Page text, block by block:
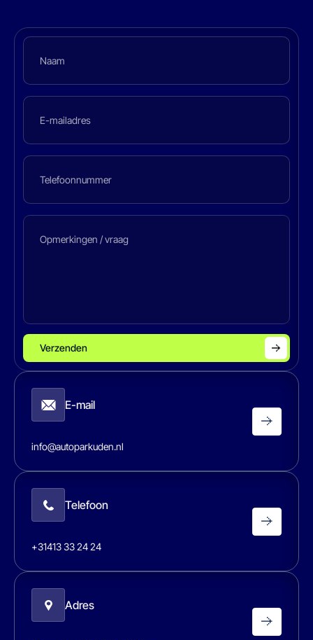
Verzenden
E-mail
info@autoparkuden.nl
Telefoon
+31413 33 24 24
Adres